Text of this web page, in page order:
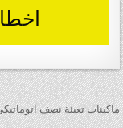
تصفّح
ماكينات تعبئة نصف